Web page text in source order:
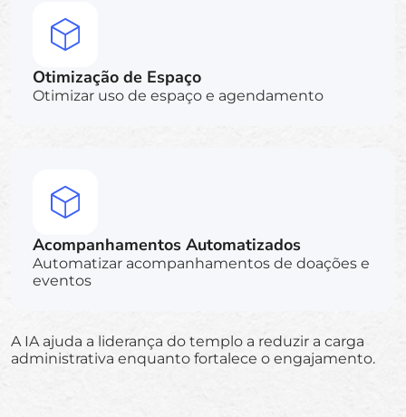
Otimização de Espaço
Otimizar uso de espaço e agendamento
Acompanhamentos Automatizados
Automatizar acompanhamentos de doações e
eventos
A IA ajuda a liderança do templo a reduzir a carga
administrativa enquanto fortalece o engajamento.